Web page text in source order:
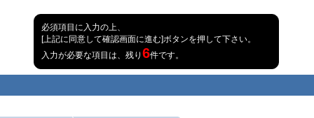
必須項目に入力の上、
[上記に同意して確認画面に進む]ボタンを押して下さい。
入力が必要な項目は、残り 6件です。